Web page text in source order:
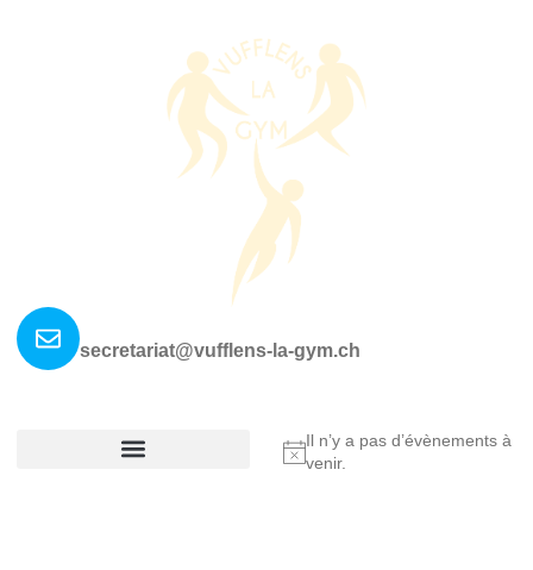
secretariat@vufflens-la-gym.ch
Notice
Il n’y a pas d’évènements à
venir.